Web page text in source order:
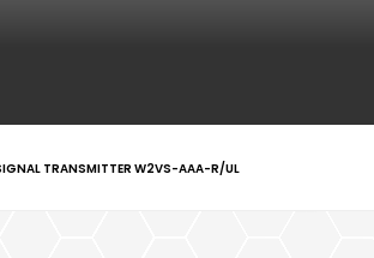
TRANSMITTER W2VS-AAA-R/UL